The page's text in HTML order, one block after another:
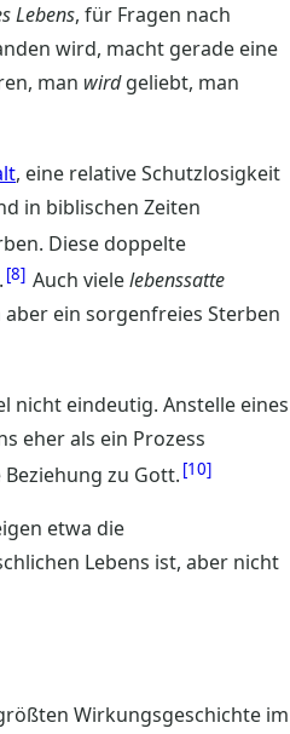
Lebens, für Fragen nach
wird, macht gerade eine
man wirdgeliebt, man
, eine relative Schutzlosigkeit
in biblischen Zeiten
Diese doppelte
8 Auch vielelebenssatte
ein sorgenfreies Sterben
nicht eindeutig. Anstelle eines
eher als ein Prozess
zu Gott. 10
etwa die
Lebens ist, aber nicht
Wirkungsgeschichte im